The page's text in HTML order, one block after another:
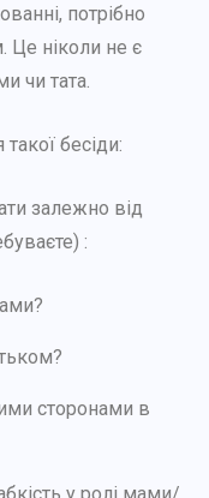
потрібно
Це ніколи не є
чи тата.
бесіди:
залежно від
:
сторонами в